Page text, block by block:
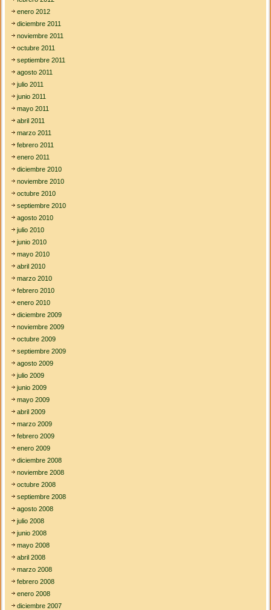
enero 2012
diciembre 2011
noviembre 2011
octubre 2011
septiembre 2011
agosto 2011
julio 2011
junio 2011
mayo 2011
abril 2011
marzo 2011
febrero 2011
enero 2011
diciembre 2010
noviembre 2010
octubre 2010
septiembre 2010
agosto 2010
julio 2010
junio 2010
mayo 2010
abril 2010
marzo 2010
febrero 2010
enero 2010
diciembre 2009
noviembre 2009
octubre 2009
septiembre 2009
agosto 2009
julio 2009
junio 2009
mayo 2009
abril 2009
marzo 2009
febrero 2009
enero 2009
diciembre 2008
noviembre 2008
octubre 2008
septiembre 2008
agosto 2008
julio 2008
junio 2008
mayo 2008
abril 2008
marzo 2008
febrero 2008
enero 2008
diciembre 2007